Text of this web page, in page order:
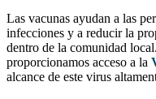
Las vacunas ayudan a las
infecciones y a reducir la
dentro de la comunidad
proporcionamos acceso a la
alcance de este virus